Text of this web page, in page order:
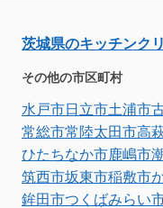
茨城県のキッチンク
その他の市区町村
水戸市日立市土浦市
常総市常陸太田市高
ひたちなか市鹿嶋市
筑西市坂東市稲敷市
鉾田市つくばみらい